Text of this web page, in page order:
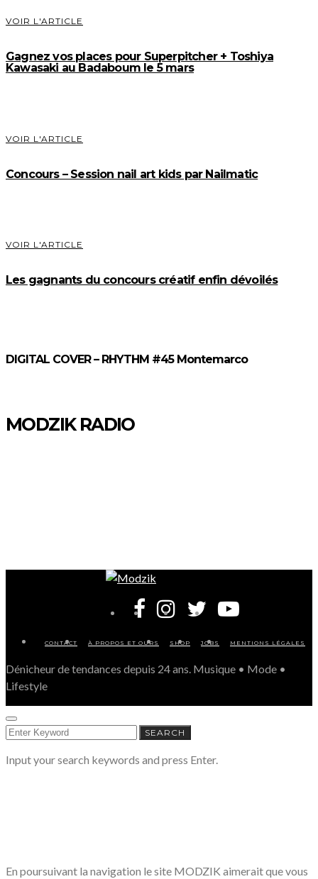
VOIR L'ARTICLE
Gagnez vos places pour Superpitcher + Toshiya
Kawasaki au Badaboum le 5 mars
VOIR L'ARTICLE
Concours – Session nail art kids par Nailmatic
VOIR L'ARTICLE
Les gagnants du concours créatif enfin dévoilés
DIGITAL COVER – RHYTHM #45 Montemarco
MODZIK RADIO
CONTACT À PROPOS ET OURS SHOP JOBS MENTIONS LÉGALES
Dénicheur de tendances depuis 24 ans. Musique • Mode •
Lifestyle
SEARCH
FOR:
SEARCH
Input your search keywords and press Enter.
En poursuivant la navigation le site MODZIK aimerait que vous